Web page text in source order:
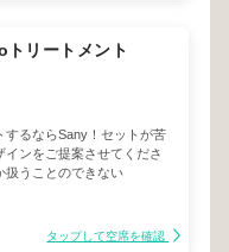
リートメント
するならSany！セットが苦
ンをご提案させてくださ
扱うことのできない
タップして空席を確認